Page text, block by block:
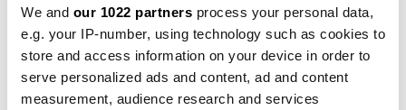
We and our 1022 partners process your personal data,
e.g. your IP-number, using technology such as cookies to
store and access information on your device in order to
serve personalized ads and content, ad and content
measurement, audience research and services
Zapošljavanje u SAD-u vjerovatno
koncentrirano u nekoliko sektora
05.01.2024
Politika